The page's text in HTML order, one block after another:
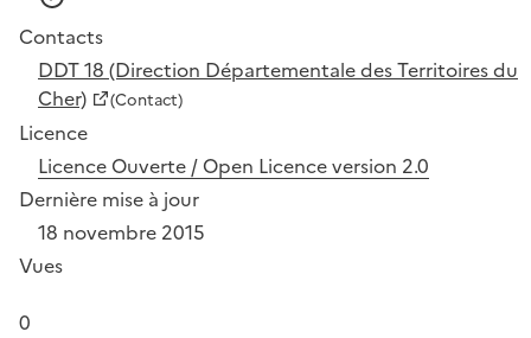
Contacts
DDT 18 (Direction Départementale des Territoires du
Cher)
(Contact)
Licence
Licence Ouverte / Open Licence version 2.0
Dernière mise à jour
18 novembre 2015
Vues
0